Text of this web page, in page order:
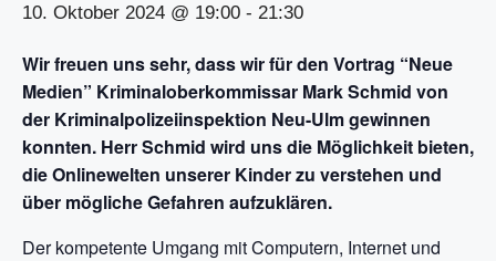
10. Oktober 2024 @ 19:00 - 21:30
Wir freuen uns sehr, dass wir für den Vortrag “Neue
Medien” Kriminaloberkommissar Mark Schmid von
der Kriminalpolizeiinspektion Neu-Ulm gewinnen
konnten. Herr Schmid wird uns die Möglichkeit bieten,
die Onlinewelten unserer Kinder zu verstehen und
über mögliche Gefahren aufzuklären.
Der kompetente Umgang mit Computern, Internet und